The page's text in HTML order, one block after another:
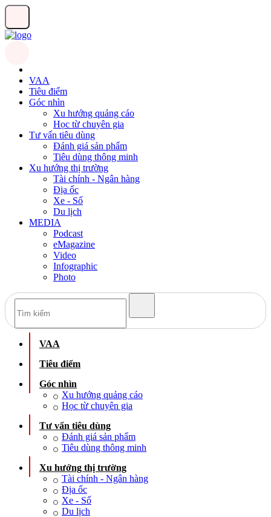
VAA
Tiêu điểm
Góc nhìn
Xu hướng quảng cáo
Học từ chuyên gia
Tư vấn tiêu dùng
Đánh giá sản phẩm
Tiêu dùng thông minh
Xu hướng thị trường
Tài chính - Ngân hàng
Địa ốc
Xe - Số
Du lịch
MEDIA
Podcast
eMagazine
Video
Infographic
Photo
VAA
Tiêu điểm
Góc nhìn
Xu hướng quảng cáo
Học từ chuyên gia
Tư vấn tiêu dùng
Đánh giá sản phẩm
Tiêu dùng thông minh
Xu hướng thị trường
Tài chính - Ngân hàng
Địa ốc
Xe - Số
Du lịch